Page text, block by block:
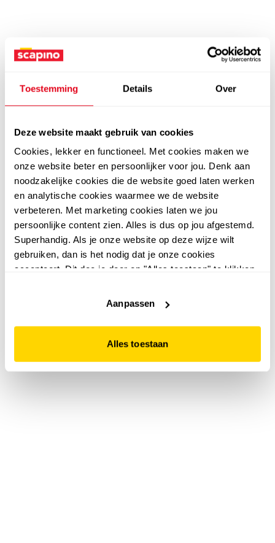
Toestemming Details Over
Deze website maakt gebruik van cookies
Cookies, lekker en functioneel. Met cookies maken we
onze website beter en persoonlijker voor jou. Denk aan
noodzakelijke cookies die de website goed laten werken
en analytische cookies waarmee we de website
verbeteren. Met marketing cookies laten we jou
persoonlijke content zien. Alles is dus op jou afgestemd.
Superhandig. Als je onze website op deze wijze wilt
gebruiken, dan is het nodig dat je onze cookies
accepteert. Dit doe je door op "Alles toestaan" te klikken.
website niet optimaal functioneert.
Aanpassen
Alles toestaan